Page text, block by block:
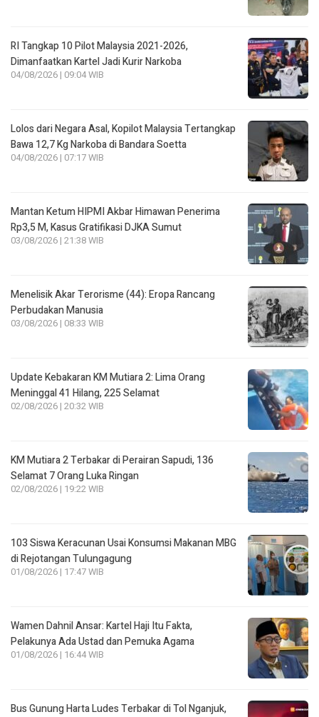
RI Tangkap 10 Pilot Malaysia 2021-2026,
Dimanfaatkan Kartel Jadi Kurir Narkoba
04/08/2026 | 09:04 WIB
Lolos dari Negara Asal, Kopilot Malaysia Tertangkap
Bawa 12,7 Kg Narkoba di Bandara Soetta
04/08/2026 | 07:17 WIB
Mantan Ketum HIPMI Akbar Himawan Penerima
Rp3,5 M, Kasus Gratifikasi DJKA Sumut
03/08/2026 | 21:38 WIB
Menelisik Akar Terorisme (44): Eropa Rancang
Perbudakan Manusia
03/08/2026 | 08:33 WIB
Update Kebakaran KM Mutiara 2: Lima Orang
Meninggal 41 Hilang, 225 Selamat
02/08/2026 | 20:32 WIB
KM Mutiara 2 Terbakar di Perairan Sapudi, 136
Selamat 7 Orang Luka Ringan
02/08/2026 | 19:22 WIB
103 Siswa Keracunan Usai Konsumsi Makanan MBG
di Rejotangan Tulungagung
01/08/2026 | 17:47 WIB
Wamen Dahnil Ansar: Kartel Haji Itu Fakta,
Pelakunya Ada Ustad dan Pemuka Agama
01/08/2026 | 16:44 WIB
Bus Gunung Harta Ludes Terbakar di Tol Nganjuk,